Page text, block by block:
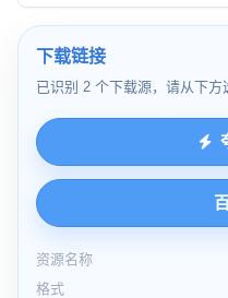
下载链接
已识别 2 个下载源，请从下方
资源名称
格式